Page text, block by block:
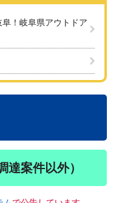
！岐阜県アウトドア
達案件以外）